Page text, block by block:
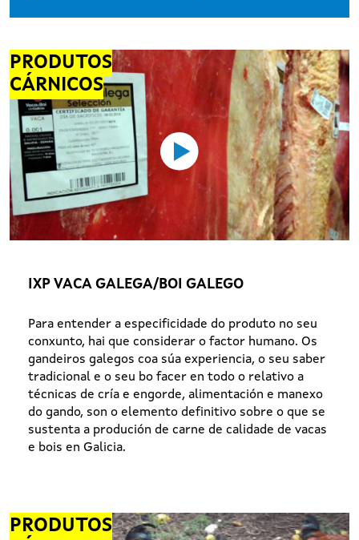
PRODUTOS
CÁRNICOS
IXP VACA GALEGA/BOI GALEGO
Para entender a especificidade do produto no seu
conxunto, hai que considerar o factor humano. Os
gandeiros galegos coa súa experiencia, o seu saber
tradicional e o seu bo facer en todo o relativo a
técnicas de cría e engorde, alimentación e manexo
do gando, son o elemento definitivo sobre o que se
sustenta a produción de carne de calidade de vacas
e bois en Galicia.
PRODUTOS